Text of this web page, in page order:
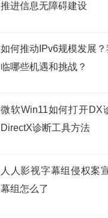
推进信息无障碍建设
如何推动IPv6规模发展
临哪些机遇和挑战？
微软Win11如何打开DX
DirectX诊断工具方法
人人影视字幕组侵权案
幕组怎么了